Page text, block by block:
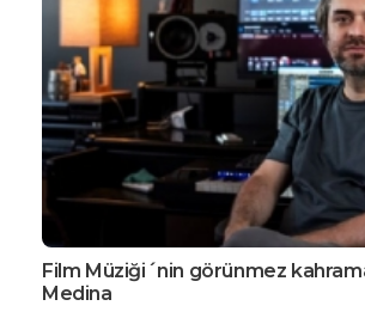
Film Müziği´nin görünmez
Medina